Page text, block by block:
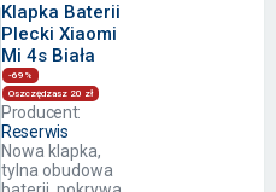
Klapka Baterii
Plecki Xiaomi
Mi 4s Biała
-69%
Oszczędzasz 20 zł
Producent:
Reserwis
Nowa klapka,
tylna obudowa